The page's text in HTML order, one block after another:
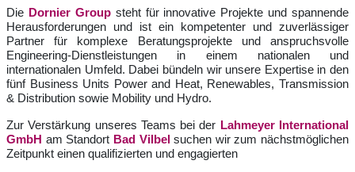
Die Dornier Group steht für innovative Projekte und spannende
Herausforderungen und ist ein kompetenter und zuverlässiger
Partner für komplexe Beratungsprojekte und anspruchsvolle
Engineering-Dienstleistungen in einem nationalen und
internationalen Umfeld. Dabei bündeln wir unsere Expertise in den
fünfBusiness Units Power and Heat, Renewables, Transmission
& Distribution sowie Mobility und Hydro.
Zur Verstärkung unseres Teams bei der Lahmeyer International
GmbH am Standort Bad Vilbel suchen wir zum nächstmöglichen
Zeitpunkt einen qualifizierten und engagierten